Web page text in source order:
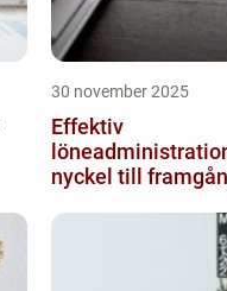
30 november 2025
Effektiv
nyckel till